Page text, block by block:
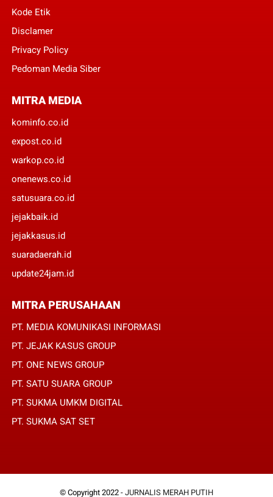
Kode Etik
Disclamer
Privacy Policy
Pedoman Media Siber
MITRA MEDIA
kominfo.co.id
expost.co.id
warkop.co.id
onenews.co.id
satusuara.co.id
jejakbaik.id
jejakkasus.id
suaradaerah.id
update24jam.id
MITRA PERUSAHAAN
PT. MEDIA KOMUNIKASI INFORMASI
PT. JEJAK KASUS GROUP
PT. ONE NEWS GROUP
PT. SATU SUARA GROUP
PT. SUKMA UMKM DIGITAL
PT. SUKMA SAT SET
© Copyright 2022 - JURNALIS MERAH PUTIH